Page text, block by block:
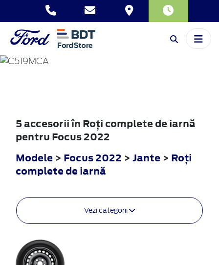
FOCUS
5 accesorii în Roţi complete de iarnă
pentru Focus 2022
Modele > Focus 2022 > Jante > Roţi
complete de iarnă
Vezi categorii